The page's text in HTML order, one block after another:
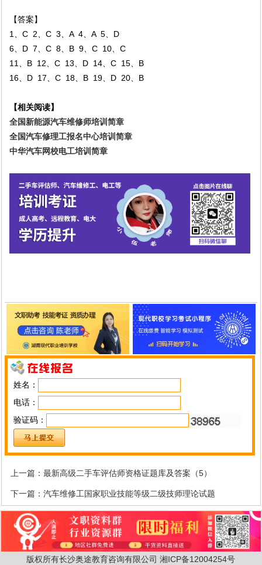
【答案】
1、C 2、C 3、A 4、A 5、D
6、D 7、C 8、B 9、C 10、C
11、B 12、C 13、D 14、C 15、B
16、D 17、C 18、B 19、D 20、B
【相关阅读】
全国新能源汽车维修师培训简章
全国汽车修理工报名中心培训简章
中华汽车网校电工培训简章
姓名：
电话：
验证码：
上一篇： 最新高级二手车评估师资格证题库及答案（5）
下一篇： 汽车维修工国家职业技能等级二级技师理论试题
版权所有长沙奥途教育咨询有限公司 湘ICP备12004254号